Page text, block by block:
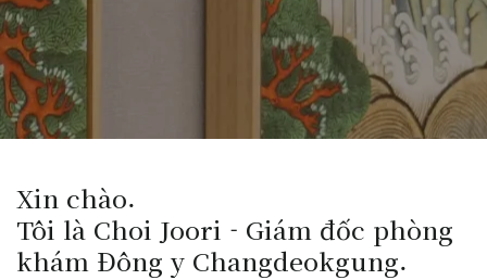
Xin chào.
Tôi là Choi Joori - Giám đốc phòng
khám Đông y Changdeokgung.